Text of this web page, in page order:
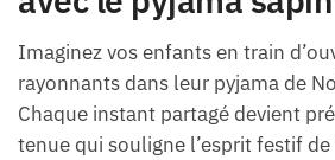
Imaginez vos enfants en train
rayonnants dans leur pyjama de
Chaque instant partagé devient
tenue qui souligne l’esprit festif de